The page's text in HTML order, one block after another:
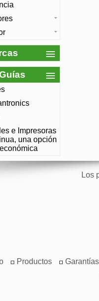
e Impresoras
una opción
Los
Productos Garantías